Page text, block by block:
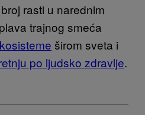
rasti u narednim
trajnog smeća
širom sveta i
po ljudsko zdravlje.